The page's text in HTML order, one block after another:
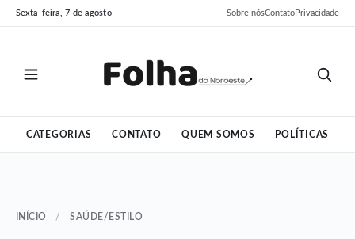
Pular
para
Pular
para
Sexta-feira, 7 de agosto Sobre nósContatoPrivacidade
CATEGORIAS CONTATO QUEM SOMOS POLÍTICAS
INÍCIO / SAÚDE/ESTILO